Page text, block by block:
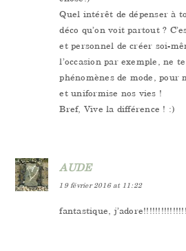
Quel intérêt de dépenser à
déco qu’on voit partout ?
et personnel de créer soi-
l’occasion par exemple, ne
phénomènes de mode,
et uniformise nos vies !
Bref, Vive la différence ! :)
AUDE
19 février 2016 at 11:22
fantastique, j’adore!!!!!!!!!!!!!!!